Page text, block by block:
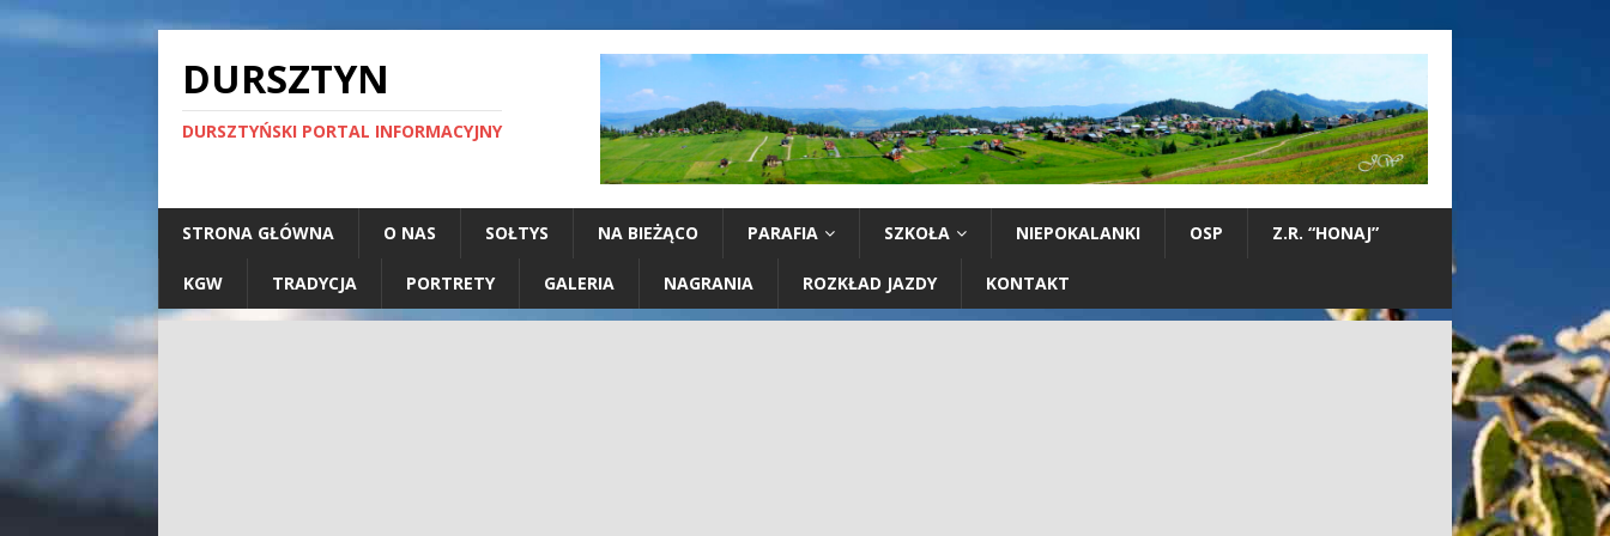
DURSZTYN
DURSZTYŃSKI PORTAL INFORMACYJNY
STRONA GŁÓWNA O NAS SOŁTYS NA BIEŻĄCO PARAFIA SZKOŁA NIEPOKALANKI OSP Z.R. “HONAJ”
KGW TRADYCJA PORTRETY GALERIA NAGRANIA ROZKŁAD JAZDY KONTAKT